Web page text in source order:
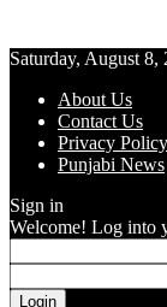
Saturday, August 8,
About Us
Contact Us
Privacy Policy
Punjabi News
Sign in
Welcome! Log into